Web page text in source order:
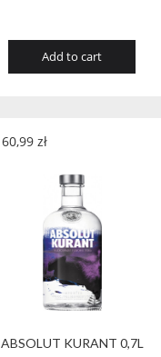
Add to cart
ABSOLUT KURANT 0,7L
60,99 zł